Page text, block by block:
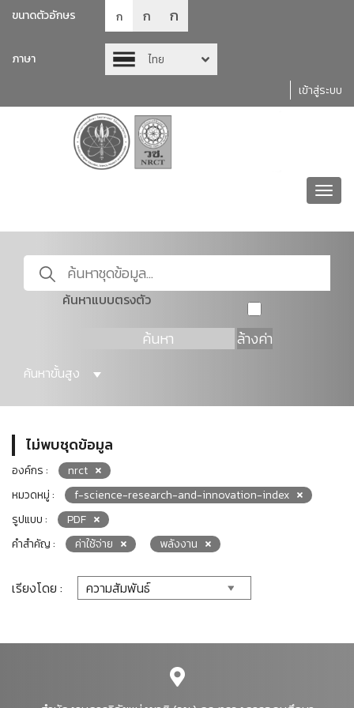
ขนาดตัวอักษร ก ก ก
ภาษา
ไทย
เข้าสู่ระบบ
ค้นหาแบบตรงตัว
ค้นหา ล้างค่า
ค้นหาขั้นสูง
ไม่พบชุดข้อมูล
องค์กร :
nrct
หมวดหมู่ :
f-science-research-and-innovation-index
รูปแบบ :
PDF
คำสำคัญ :
ค่าใช้จ่าย พลังงาน
เรียงโดย :